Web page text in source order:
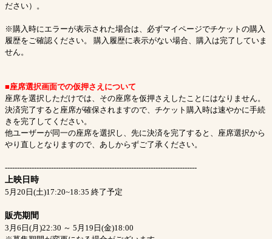
ださい）。
※購入時にエラーが表示された場合は、必ずマイページでチケットの購入
履歴をご確認ください。 購入履歴に表示がない場合、購入は完了していま
せん。
■座席選択画面での仮押さえについて
座席を選択しただけでは、その座席を仮押さえしたことにはなりません。
決済完了すると座席が確保されますので、チケット購入時は速やかに手続
きを完了してください。
他ユーザーが同一の座席を選択し、先に決済を完了すると、座席選択から
やり直しとなりますので、あしからずご了承ください。
-------------------------------------------------------------------------------
上映日時
5月20日(土)17:20~18:35 終了予定
販売期間
3月6日(月)22:30 ～ 5月19日(金)18:00